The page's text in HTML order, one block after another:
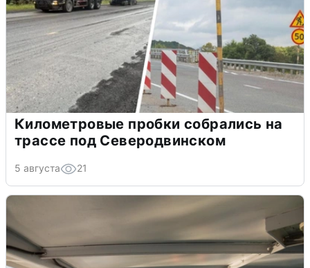
Километровые пробки собрались на
трассе под Северодвинском
5 августа 21